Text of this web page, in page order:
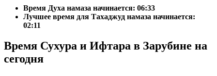
Время Духа намаза начинается: 06:33
Лучшее время для Тахаджуд намаза начинается:
02:11
Время Сухура и Ифтара в Зарубине на
сегодня